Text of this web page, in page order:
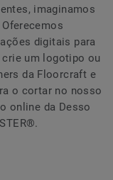
imaginamos
digitais para
um logotipo ou
da Floorcraft e
o cortar no nosso
online da Desso